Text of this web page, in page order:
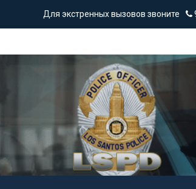
Для экстренных вызовов звоните